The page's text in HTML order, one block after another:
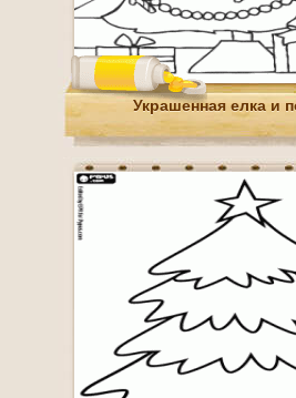
Украшенная елка и